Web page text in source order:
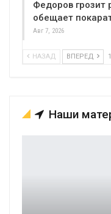
Федоров грозит
обещает
Авг 7, 2026
НАЗАД ВПЕРЕД
Наши